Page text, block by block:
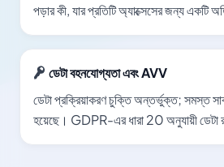
পড়ার কী, যার প্রতিটি অ্যাক্সেসের জন্য একটি
ডেটা বহনযোগ্যতা এবং AVV
ডেটা প্রক্রিয়াকরণ চুক্তি অন্তর্ভুক্ত; সমস্ত
হয়েছে। GDPR-এর ধারা 20 অনুযায়ী ডেটা